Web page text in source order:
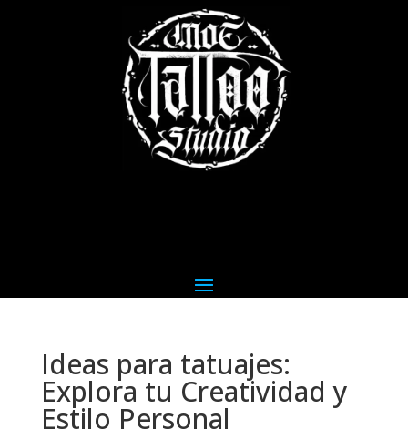
Ideas para tatuajes:
Explora tu Creatividad y
Estilo Personal